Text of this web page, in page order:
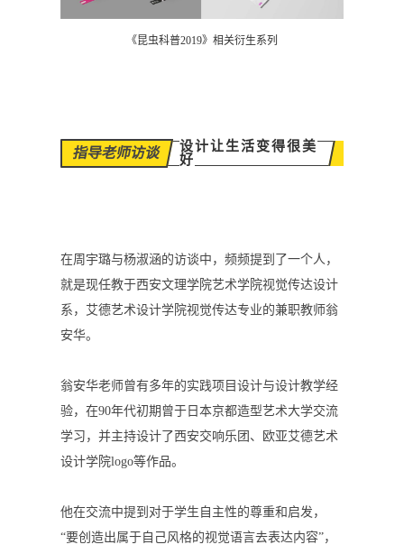
《昆虫科普2019》相关衍生系列
指导老师访谈
设计让生活变得很美
好
在周宇璐与杨淑涵的访谈中，频频提到了一个人，
就是现任教于西安文理学院艺术学院视觉传达设计
系，艾德艺术设计学院视觉传达专业的兼职教师翁
安华。
翁安华老师曾有多年的实践项目设计与设计教学经
验，在90年代初期曾于日本京都造型艺术大学交流
学习，并主持设计了西安交响乐团、欧亚艾德艺术
设计学院logo等作品。
他在交流中提到对于学生自主性的尊重和启发，
“要创造出属于自己风格的视觉语言去表达内容”，